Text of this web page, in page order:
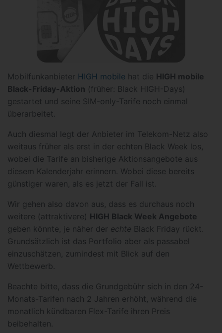
Mobilfunkanbieter HIGH mobile hat die HIGH mobile
Black-Friday-Aktion (früher: Black HIGH-Days)
gestartet und seine SIM-only-Tarife noch einmal
überarbeitet.
Auch diesmal legt der Anbieter im Telekom-Netz also
weitaus früher als erst in der echten Black Week los,
wobei die Tarife an bisherige Aktionsangebote aus
diesem Kalenderjahr erinnern. Wobei diese bereits
günstiger waren, als es jetzt der Fall ist.
Wir gehen also davon aus, dass es durchaus noch
weitere (attraktivere) HIGH Black Week Angebote
geben könnte, je näher der echte Black Friday rückt.
Grundsätzlich ist das Portfolio aber als passabel
einzuschätzen, zumindest mit Blick auf den
Wettbewerb.
Beachte bitte, dass die Grundgebühr sich in den 24-
Monats-Tarifen nach 2 Jahren erhöht, während die
monatlich kündbaren Flex-Tarife ihren Preis
beibehalten.